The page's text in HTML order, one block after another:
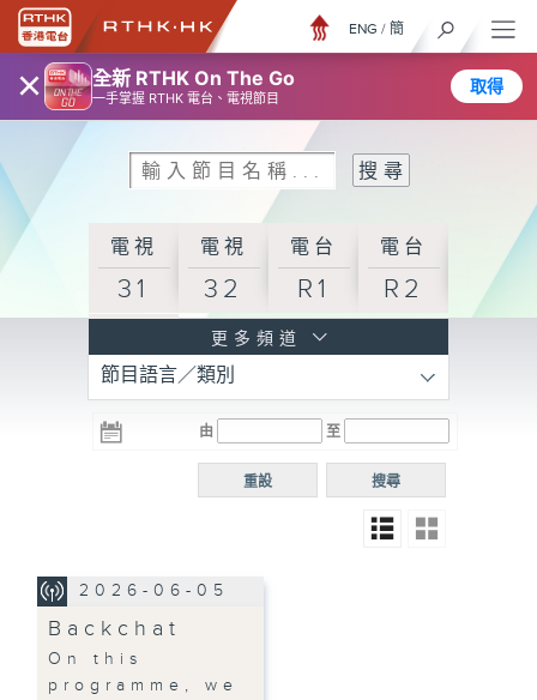
× 全新 RTHK On The Go
一手掌握 RTHK 電台、電視節目
取得
ENG / 簡
電視
31
電視
32
電台
R1
電台
R2
R3
電台 電台
R5
電台
普通
更多頻道
節目語言／類別
由 至
搜尋
重設
2026-06-05
Backchat
On this
programme, we